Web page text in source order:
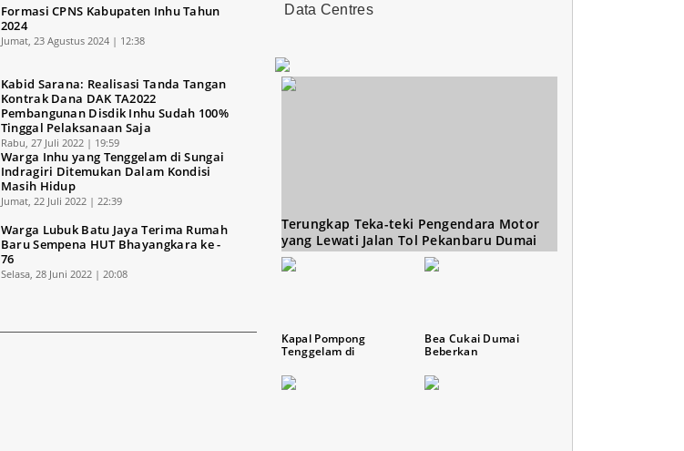
Formasi CPNS Kabupaten Inhu Tahun
2024
Jumat, 23 Agustus 2024 | 12:38
Kabid Sarana: Realisasi Tanda Tangan
Kontrak Dana DAK TA2022
Pembangunan Disdik Inhu Sudah 100%
Tinggal Pelaksanaan Saja
Rabu, 27 Juli 2022 | 19:59
Warga Inhu yang Tenggelam di Sungai
Indragiri Ditemukan Dalam Kondisi
Masih Hidup
Jumat, 22 Juli 2022 | 22:39
Warga Lubuk Batu Jaya Terima Rumah
Baru Sempena HUT Bhayangkara ke -
76
Selasa, 28 Juni 2022 | 20:08
Data Centres
Terungkap Teka-teki Pengendara Motor
yang Lewati Jalan Tol Pekanbaru Dumai
Kapal Pompong
Tenggelam di
Bea Cukai Dumai
Beberkan